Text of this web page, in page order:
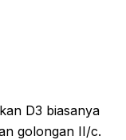
D3 biasanya
golongan II/c.